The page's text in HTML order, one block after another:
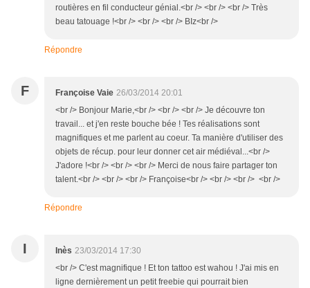
routières en fil conducteur génial.<br /> <br /> <br /> Très
beau tatouage !<br /> <br /> <br /> BIz<br />
Répondre
F Françoise Vaie 26/03/2014 20:01
<br /> Bonjour Marie,<br /> <br /> <br /> Je découvre ton
travail... et j'en reste bouche bée ! Tes réalisations sont
magnifiques et me parlent au coeur. Ta manière d'utiliser des
objets de récup. pour leur donner cet air médiéval...<br />
J'adore !<br /> <br /> <br /> Merci de nous faire partager ton
talent.<br /> <br /> <br /> Françoise<br /> <br /> <br /> <br />
Répondre
I Inès 23/03/2014 17:30
<br /> C'est magnifique ! Et ton tattoo est wahou ! J'ai mis en
ligne dernièrement un petit freebie qui pourrait bien